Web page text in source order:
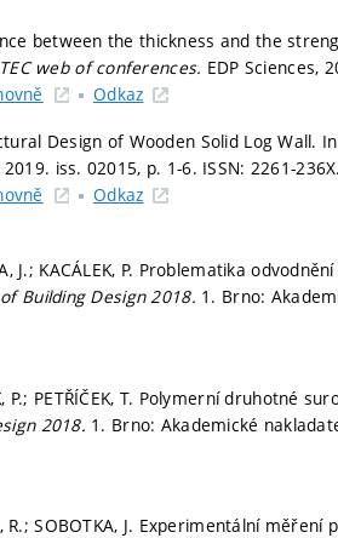
between the thickness and the
web of conferences. EDP Sciences,
Odkaz
Design of Wooden Solid Log Wall. In
2019. iss. 02015, p. 1-6. ISSN: 2261-236X.
Odkaz
J.; KACÁLEK, P. Problematika
Building Design 2018. 1. Brno:
P.; PETŘÍČEK, T. Polymerní druhotné
2018. 1. Brno: Akademické
R.; SOBOTKA, J. Experimentální